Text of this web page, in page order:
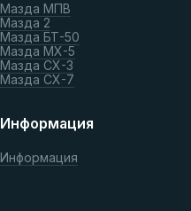
Мазда МПВ
Мазда 2
Мазда БТ-50
Мазда МХ-5
Мазда СХ-3
Мазда СХ-7
Информация
Информация